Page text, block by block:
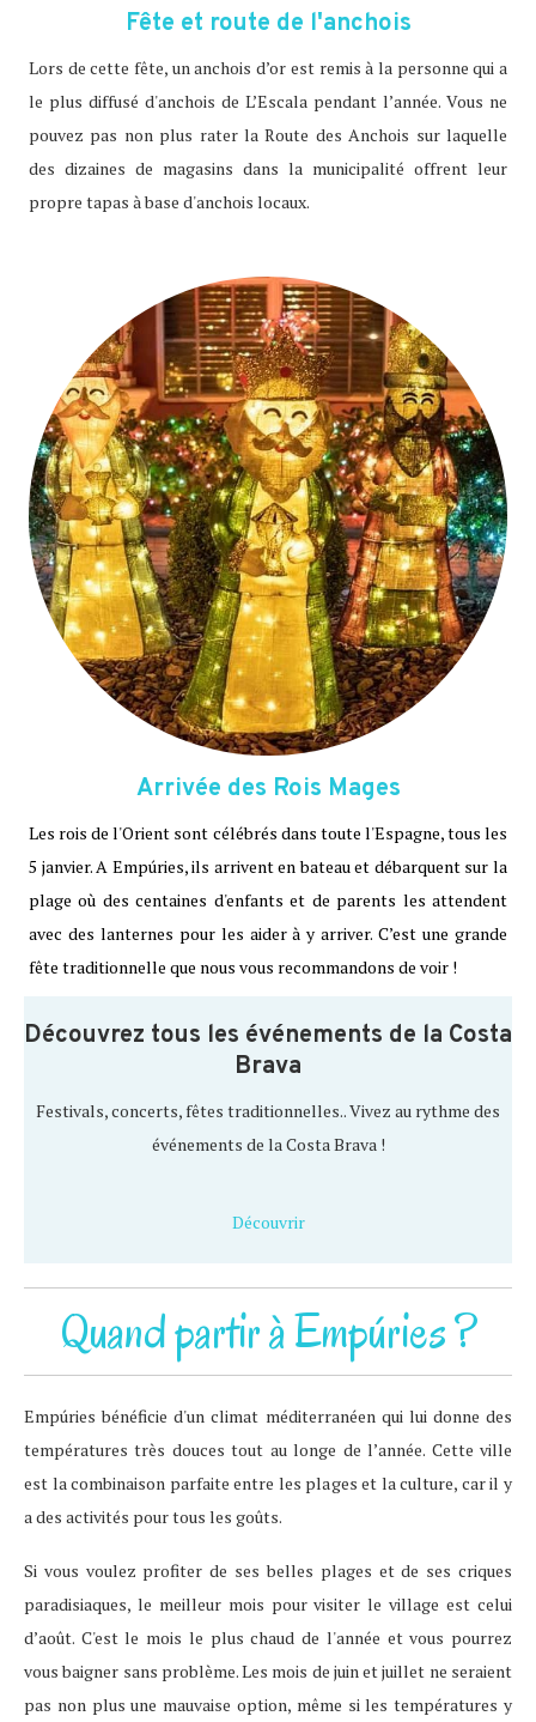
Fête et route de l'anchois
Lors de cette fête, un anchois d’or est remis à la personne qui a
le plus diffusé d'anchois de L’Escala pendant l’année. Vous ne
pouvez pas non plus rater la Route des Anchois sur laquelle
des dizaines de magasins dans la municipalité offrent leur
propre tapas à base d'anchois locaux.
Arrivée des Rois Mages
Les rois de l'Orient sont célébrés dans toute l'Espagne, tous les
5 janvier. A Empúries, ils arrivent en bateau et débarquent sur la
plage où des centaines d'enfants et de parents les attendent
avec des lanternes pour les aider à y arriver. C’est une grande
fête traditionnelle que nous vous recommandons de voir !
Découvrez tous les événements de la Costa
Brava
Festivals, concerts, fêtes traditionnelles.. Vivez au rythme des
événements de la Costa Brava !
Découvrir
Quand partir à Empúries ?
Empúries bénéficie d'un climat méditerranéen qui lui donne des
températures très douces tout au longe de l’année. Cette ville
est la combinaison parfaite entre les plages et la culture, car il y
a des activités pour tous les goûts.
Si vous voulez profiter de ses belles plages et de ses criques
paradisiaques, le meilleur mois pour visiter le village est celui
d’août. C'est le mois le plus chaud de l'année et vous pourrez
vous baigner sans problème. Les mois de juin et juillet ne seraient
pas non plus une mauvaise option, même si les températures y